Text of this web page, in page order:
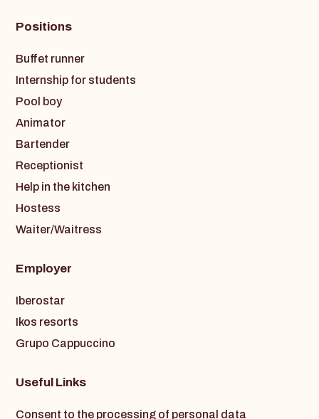
Positions
Buffet runner
Internship for students
Pool boy
Animator
Bartender
Receptionist
Help in the kitchen
Hostess
Waiter/Waitress
Employer
Iberostar
Ikos resorts
Grupo Cappuccino
Useful Links
Consent to the processing of personal data